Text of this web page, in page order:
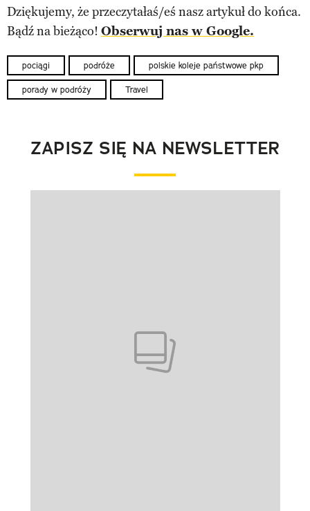
Dziękujemy, że przeczytałaś/eś nasz artykuł do końca.
Bądź na bieżąco! Obserwuj nas w Google.
pociągi podróże polskie koleje państwowe pkp
porady w podróży Travel
ZAPISZ SIĘ NA NEWSLETTER